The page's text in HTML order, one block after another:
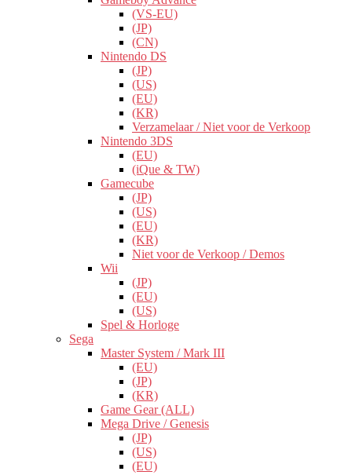
(VS-EU)
(JP)
(CN)
Nintendo DS
(JP)
(US)
(EU)
(KR)
Verzamelaar / Niet voor de Verkoop
Nintendo 3DS
(EU)
(iQue & TW)
Gamecube
(JP)
(US)
(EU)
(KR)
Niet voor de Verkoop / Demos
Wii
(JP)
(EU)
(US)
Spel & Horloge
Sega
Master System / Mark III
(EU)
(JP)
(KR)
Game Gear (ALL)
Mega Drive / Genesis
(JP)
(US)
(EU)